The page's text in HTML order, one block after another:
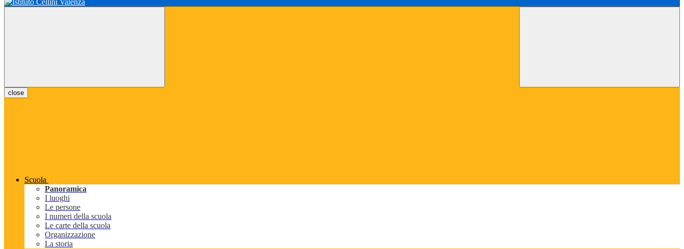
close
Scuola
Panoramica
I luoghi
Le persone
I numeri della scuola
Le carte della scuola
Organizzazione
La storia